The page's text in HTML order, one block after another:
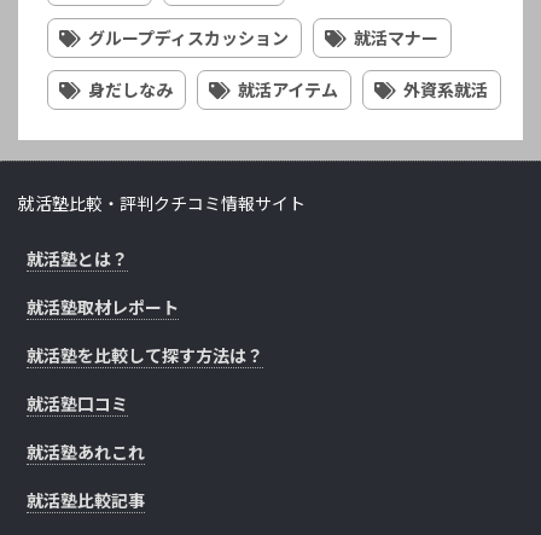
グループディスカッション 就活マナー
身だしなみ 就活アイテム 外資系就活
就活塾比較・評判クチコミ情報サイト
就活塾とは？
就活塾取材レポート
就活塾を比較して探す方法は？
就活塾口コミ
就活塾あれこれ
就活塾比較記事